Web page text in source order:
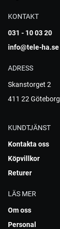
KONTAKT
031 - 10 03 20
info@tele-ha.se
ADRESS
Skanstorget 2
411 22 Göteborg
KUNDTJÄNST
Kontakta oss
Köpvillkor
Returer
LÄS MER
Om oss
Personal